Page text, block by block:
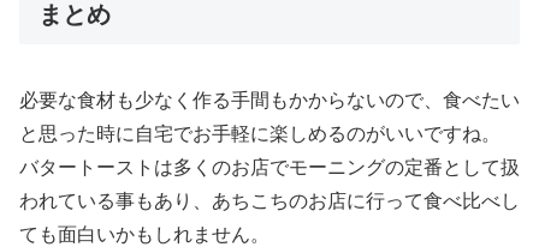
まとめ
必要な食材も少なく作る手間もかからないので、食べたい
と思った時に自宅でお手軽に楽しめるのがいいですね。
バタートーストは多くのお店でモーニングの定番として扱
われている事もあり、あちこちのお店に行って食べ比べし
ても面白いかもしれません。